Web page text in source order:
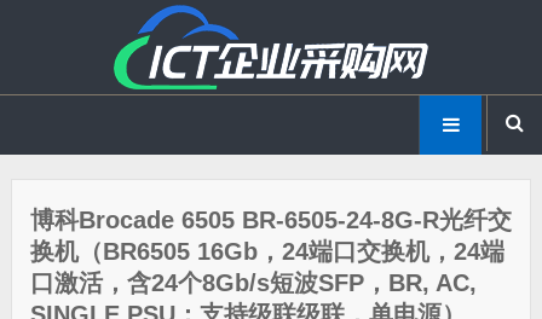
博科Brocade 6505 BR-6505-24-8G-R光纤交
换机（BR6505 16Gb，24端口交换机，24端
口激活，含24个8Gb/s短波SFP，BR, AC,